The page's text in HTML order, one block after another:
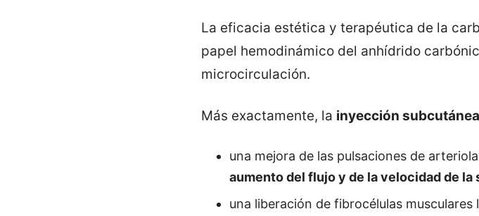
La eficacia estética y terapéutica de la
papel hemodinámico del anhídrido
microcirculación.
Más exactamente, la inyección
una mejora de las pulsaciones de
aumento del flujo y de la velocidad de la
una liberación de fibrocélulas